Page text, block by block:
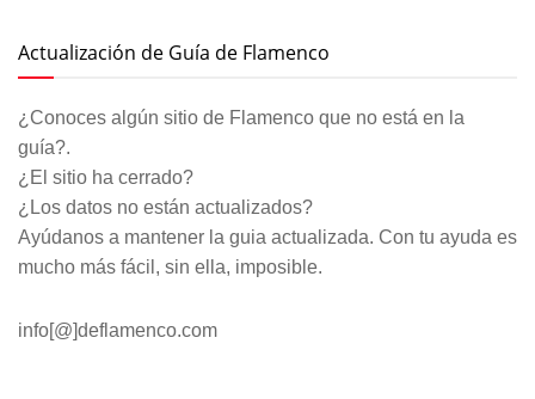
Actualización de Guía de Flamenco
¿Conoces algún sitio de Flamenco que no está en la
guía?.
¿El sitio ha cerrado?
¿Los datos no están actualizados?
Ayúdanos a mantener la guia actualizada. Con tu ayuda es
mucho más fácil, sin ella, imposible.
info[@]deflamenco.com